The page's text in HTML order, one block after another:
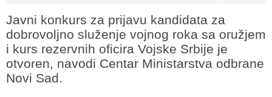
Javni konkurs za prijavu kandidata za
dobrovoljno služenje vojnog roka sa oružjem
i kurs rezervnih oficira Vojske Srbije je
otvoren, navodi Centar Ministarstva odbrane
Novi Sad.